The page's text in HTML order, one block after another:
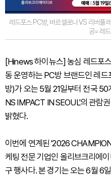
레드포스 PC방, 바르셀로나 VS 리버풀
공= 레
[Hinews 하이뉴스] 농심 레드포
동 운영하는 PC방 브랜드인 레
방)가 오는 5월 21일부터 전국
NS IMPACT IN SEOUL'의 관람
밝혔다.
이번에 연계된 '2026
케팅 전문 기업인 올리브크리에
구 행사다. 본 경기는 오는 6월 6